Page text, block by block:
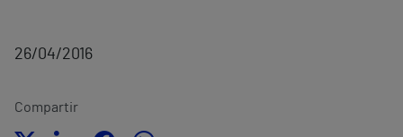
26/04/2016
Compartir